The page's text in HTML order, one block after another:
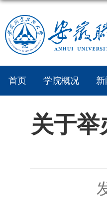
首页 学院概况
关于举